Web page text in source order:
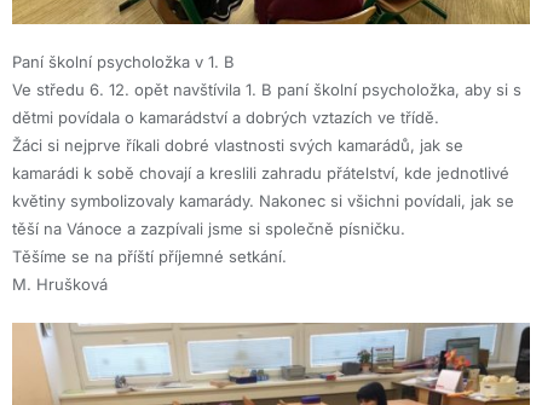
Paní školní psycholožka v 1. B
Ve středu 6. 12. opět navštívila 1. B paní školní psycholožka, aby si s
dětmi povídala o kamarádství a dobrých vztazích ve třídě.
Žáci si nejprve říkali dobré vlastnosti svých kamarádů, jak se
kamarádi k sobě chovají a kreslili zahradu přátelství, kde jednotlivé
květiny symbolizovaly kamarády. Nakonec si všichni povídali, jak se
těší na Vánoce a zazpívali jsme si společně písničku.
Těšíme se na příští příjemné setkání.
M. Hrušková